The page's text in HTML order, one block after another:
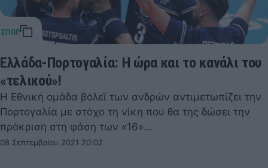
Ελλάδα-Πορτογαλία: Η ώρα και το κανάλι του
«τελικού»!
Η Εθνική ομάδα βόλεϊ των ανδρών αντιμετωπίζει την
Πορτογαλία με στόχο τη νίκη που θα της δώσει την
πρόκριση στη φάση των «16»…
08 Σεπτεμβρίου 2021 20:02